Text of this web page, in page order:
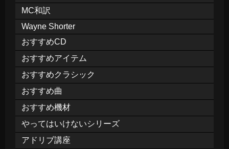
MC和訳
Wayne Shorter
おすすめCD
おすすめアイテム
おすすめクラシック
おすすめ曲
おすすめ機材
やってはいけないシリーズ
アドリブ講座